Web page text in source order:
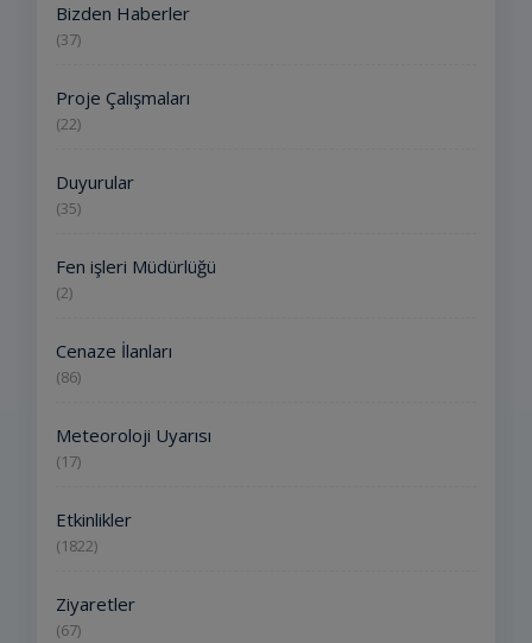
Bizden Haberler
(37)
Proje Çalışmaları
(22)
Duyurular
(35)
Fen işleri Müdürlüğü
(2)
Cenaze İlanları
(86)
Meteoroloji Uyarısı
(17)
Etkinlikler
(1822)
Ziyaretler
(67)